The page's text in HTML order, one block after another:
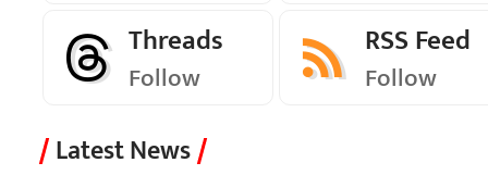
Threads
Follow
RSS Feed
Follow
Latest News